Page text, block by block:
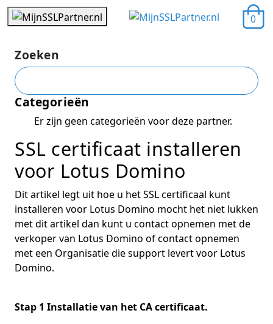
0
Zoeken
Categorieën
Er zijn geen categorieën voor deze partner.
SSL certificaat installeren
voor Lotus Domino
Dit artikel legt uit hoe u het SSL certificaal kunt
installeren voor Lotus Domino mocht het niet lukken
met dit artikel dan kunt u contact opnemen met de
verkoper van Lotus Domino of contact opnemen
met een Organisatie die support levert voor Lotus
Domino.
Stap 1 Installatie van het CA certificaat.